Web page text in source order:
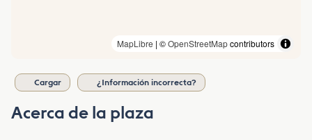
MapLibre | ©OpenStreetMapcontributors
Cargar ¿Información incorrecta?
Acerca de la plaza